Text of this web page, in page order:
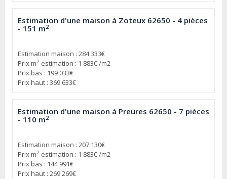
Estimation d'une maison à Zoteux 62650 - 4 pièces
- 151 m2
Estimation maison : 284 333€
Prix m2 estimation : 1 883€ /m2
Prix bas : 199 033€
Prix haut : 369 633€
Estimation d'une maison à Preures 62650 - 7 pièces
- 110 m2
Estimation maison : 207 130€
Prix m2 estimation : 1 883€ /m2
Prix bas : 144 991€
Prix haut : 269 269€